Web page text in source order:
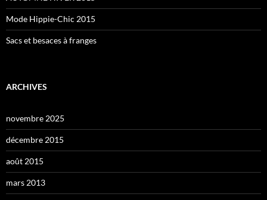
Mode Hippie-Chic 2015
Sacs et besaces à franges
ARCHIVES
novembre 2025
décembre 2015
août 2015
mars 2013